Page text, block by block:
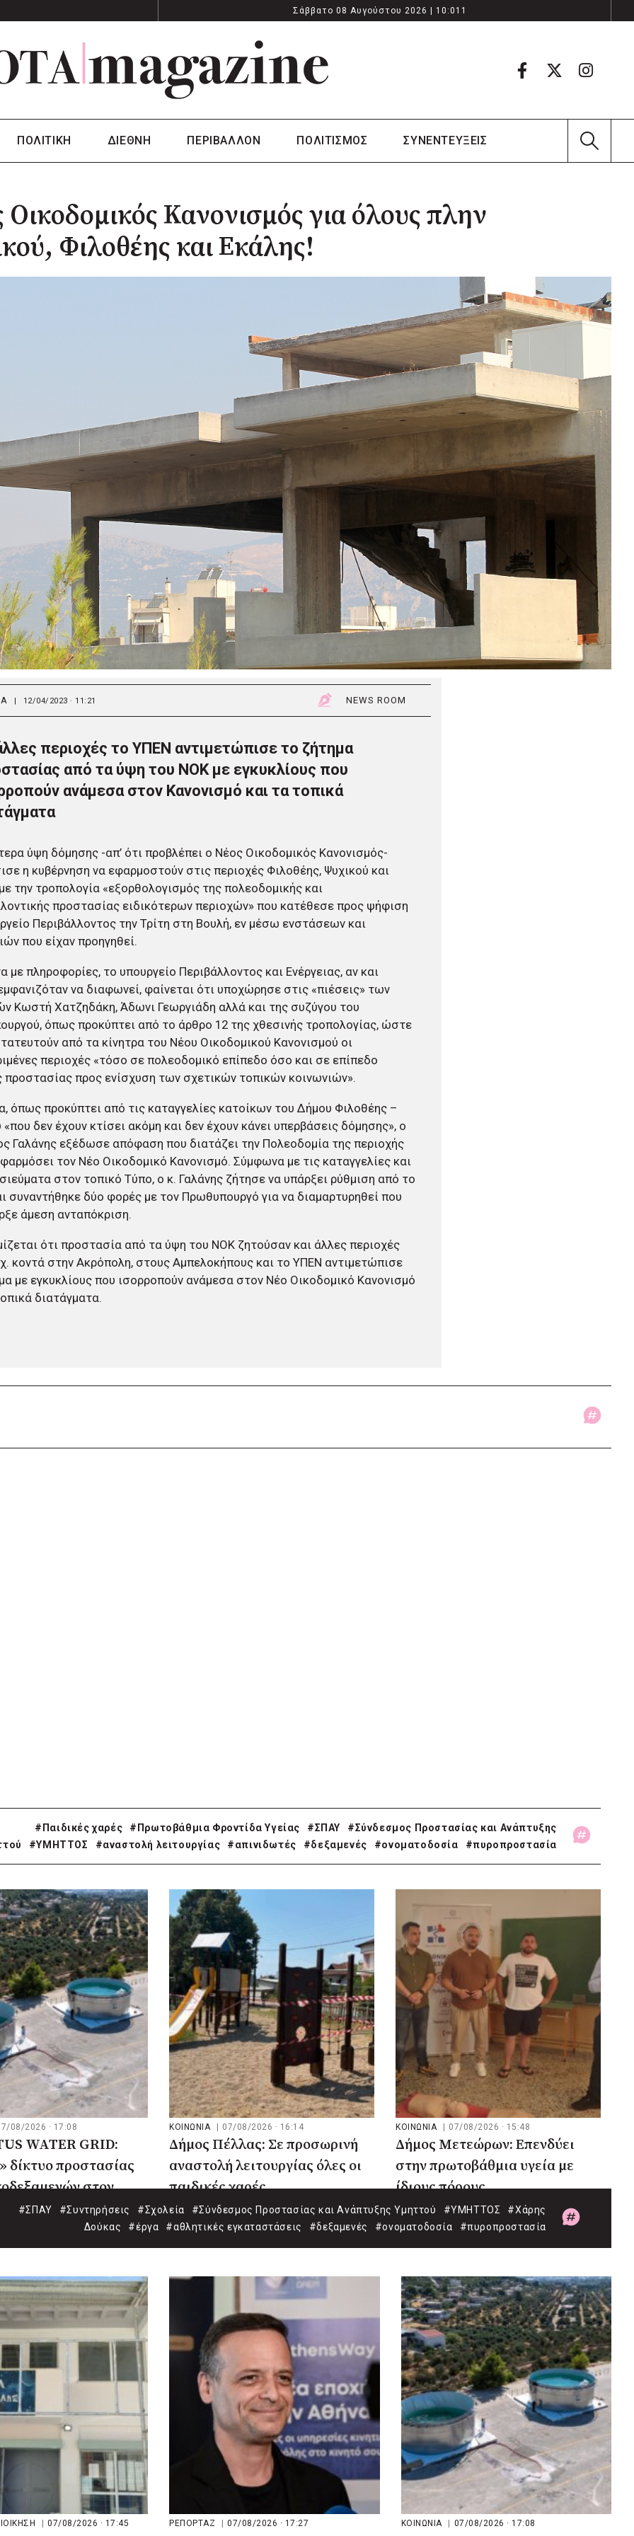
Σάββατο 08 Αυγούστου 2026 | 10:011
ΠΟΛΙΤΙΚΗ ΔΙΕΘΝΗ ΠΕΡΙΒΑΛΛΟΝ ΠΟΛΙΤΙΣΜΟΣ ΣΥΝΕΝΤΕΥΞΕΙΣ
Οικοδομικός Κανονισμός για όλους πλην
Φιλοθέης και Εκάλης!
12/04/2023 · 11:21 NEWS ROOM
περιοχές το ΥΠΕΝ αντιμετώπισε το ζήτημα
από τα ύψη του ΝΟΚ με εγκυκλίους που
ανάμεσα στον Κανονισμό και τα τοπικά
ύψη δόμησης -απ’ ότι προβλέπει ο Νέος Οικοδομικός Κανονισμός-
η κυβέρνηση να εφαρμοστούν στις περιοχές Φιλοθέης, Ψυχικού και
την τροπολογία «εξορθολογισμός της πολεοδομικής και
προστασίας ειδικότερων περιοχών» που κατέθεσε προς ψήφιση
Περιβάλλοντος την Τρίτη στη Βουλή, εν μέσω ενστάσεων και
που είχαν προηγηθεί.
με πληροφορίες, το υπουργείο Περιβάλλοντος και Ενέργειας, αν και
να διαφωνεί, φαίνεται ότι υποχώρησε στις «πιέσεις» των
Κωστή Χατζηδάκη, Άδωνι Γεωργιάδη αλλά και της συζύγου του
όπως προκύπτει από το άρθρο 12 της χθεσινής τροπολογίας, ώστε
από τα κίνητρα του Νέου Οικοδομικού Κανονισμού οι
περιοχές «τόσο σε πολεοδομικό επίπεδο όσο και σε επίπεδο
προστασίας προς ενίσχυση των σχετικών τοπικών κοινωνιών».
όπως προκύπτει από τις καταγγελίες κατοίκων του Δήμου Φιλοθέης –
«που δεν έχουν κτίσει ακόμη και δεν έχουν κάνει υπερβάσεις δόμησης», ο
Γαλάνης εξέδωσε απόφαση που διατάζει την Πολεοδομία της περιοχής
τον Νέο Οικοδομικό Κανονισμό. Σύμφωνα με τις καταγγελίες και
στον τοπικό Τύπο, ο κ. Γαλάνης ζήτησε να υπάρξει ρύθμιση από το
συναντήθηκε δύο φορές με τον Πρωθυπουργό για να διαμαρτυρηθεί που
άμεση ανταπόκριση.
ότι προστασία από τα ύψη του ΝΟΚ ζητούσαν και άλλες περιοχές
κοντά στην Ακρόπολη, στους Αμπελοκήπους και το ΥΠΕΝ αντιμετώπισε
με εγκυκλίους που ισορροπούν ανάμεσα στον Νέο Οικοδομικό Κανονισμό
διατάγματα.
#Παιδικές χαρές #Πρωτοβάθμια Φροντίδα Υγείας #ΣΠΑΥ
#Σύνδεσμος Προστασίας και Ανάπτυξης
#ΥΜΗΤΤΟΣ #αναστολή λειτουργίας #απινιδωτές #δεξαμενές #ονοματοδοσία #πυροπροστασία
08/2026 · 17:08
WATER GRID:
δίκτυο προστασίας
στον
ΚΟΙΝΩΝΙΑ 07/08/2026 · 16:14
Δήμος Πέλλας: Σε προσωρινή
αναστολή λειτουργίας όλες οι
παιδικές χαρές
ΚΟΙΝΩΝΙΑ 07/08/2026 · 15:48
Δήμος Μετεώρων: Επενδύει
στην πρωτοβάθμια υγεία με
ίδιους πόρους
#ΣΠΑΥ #Συντηρήσεις #Σχολεία #Σύνδεσμος Προστασίας και Ανάπτυξης Υμηττού #ΥΜΗΤΤΟΣ
#Χάρης
Δούκας
#έργα #αθλητικές εγκαταστάσεις #δεξαμενές #ονοματοδοσία #πυροπροστασία
07/08/2026 · 17:45 ΡΕΠΟΡΤΑΖ 07/08/2026 · 17:27 ΚΟΙΝΩΝΙΑ 07/08/2026 · 17:08